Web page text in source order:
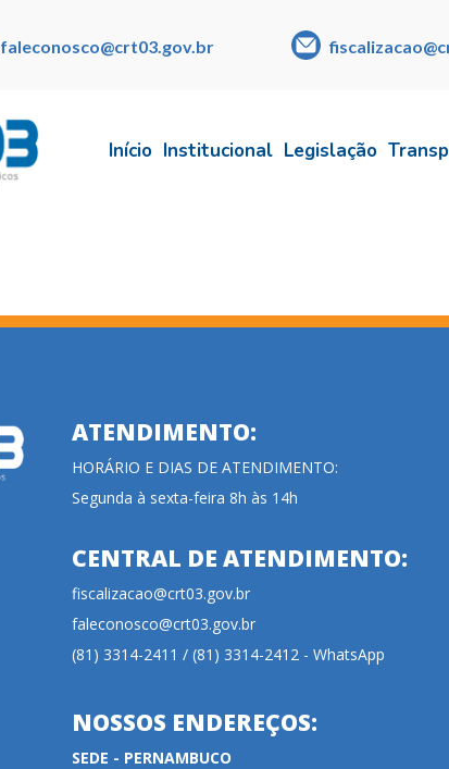
faleconosco@crt03.gov.br
Início Institucional Legislação
ATENDIMENTO:
HORÁRIO E DIAS DE ATENDIMENTO:
Segunda à sexta-feira 8h às 14h
CENTRAL DE ATENDIMENTO:
fiscalizacao@crt03.gov.br
faleconosco@crt03.gov.br
(81) 3314-2411 / (81) 3314-2412 - WhatsApp
NOSSOS ENDEREÇOS:
SEDE - PERNAMBUCO